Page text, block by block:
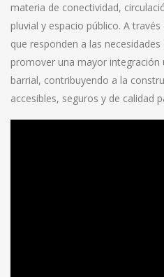
materia de conectividad,
pluvial y espacio público. A
que responden a las
promover una mayor integración
barrial, contribuyendo a la
accesibles, seguros y de calidad